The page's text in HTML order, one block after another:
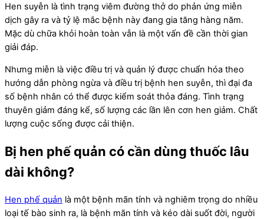
Hen suyễn là tình trạng viêm đường thở do phản ứng miễn
dịch gây ra và tỷ lệ mắc bệnh này đang gia tăng hàng năm.
Mặc dù chữa khỏi hoàn toàn vẫn là một vấn đề cần thời gian
giải đáp.
Nhưng miễn là việc điều trị và quản lý được chuẩn hóa theo
hướng dẫn phòng ngừa và điều trị bệnh hen suyễn, thì đại đa
số bệnh nhân có thể được kiểm soát thỏa đáng. Tình trạng
thuyên giảm đáng kể, số lượng các lần lên cơn hen giảm. Chất
lượng cuộc sống được cải thiện.
Bị hen phế quản có cần dùng thuốc lâu
dài không?
Hen phế quản là một bệnh mãn tính và nghiêm trọng do nhiều
loại tế bào sinh ra, là bệnh mãn tính và kéo dài suốt đời, người